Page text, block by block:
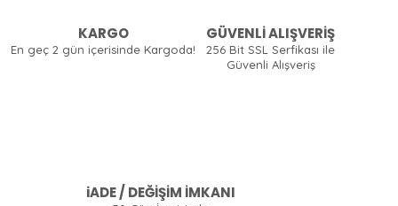
KARGO
En geç 2 gün içerisinde Kargoda!
GÜVENLİ ALIŞVERİŞ
256 Bit SSL Serfikası ile
Güvenli Alışveriş
iADE / DEĞİŞİM İMKANI